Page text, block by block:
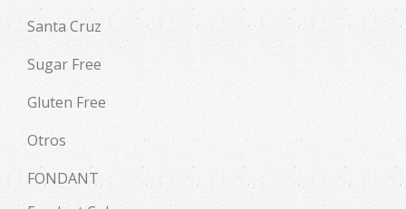
Santa Cruz
Sugar Free
Gluten Free
Otros
FONDANT